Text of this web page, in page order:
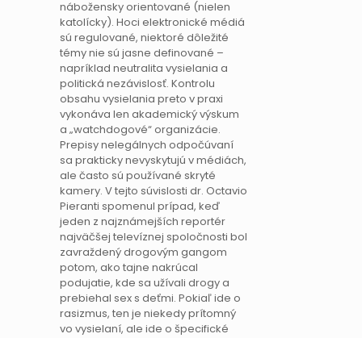
nábožensky orientované (nielen
katolícky). Hoci elektronické médiá
sú regulované, niektoré dôležité
témy nie sú jasne definované –
napríklad neutralita vysielania a
politická nezávislosť. Kontrolu
obsahu vysielania preto v praxi
vykonáva len akademický výskum
a „watchdogové“ organizácie.
Prepisy nelegálnych odpočúvaní
sa prakticky nevyskytujú v médiách,
ale často sú používané skryté
kamery. V tejto súvislosti dr. Octavio
Pieranti spomenul prípad, keď
jeden z najznámejších reportér
najväčšej televíznej spoločnosti bol
zavraždený drogovým gangom
potom, ako tajne nakrúcal
podujatie, kde sa užívali drogy a
prebiehal sex s deťmi. Pokiaľ ide o
rasizmus, ten je niekedy prítomný
vo vysielaní, ale ide o špecifické